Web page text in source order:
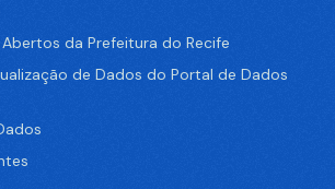
da Prefeitura do Recife
de Dados do Portal de Dados